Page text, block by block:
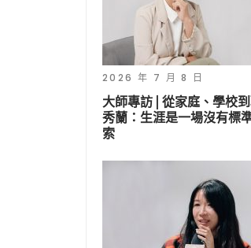
2026 年 7 月 8 日
大師專訪 | 從家庭、學校
秀蘭：生涯是一場沒有標
索